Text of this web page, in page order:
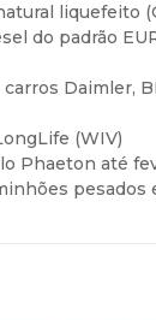
liquefeito
do padrão
Daimler,
(WIV)
Phaeton até
pesados